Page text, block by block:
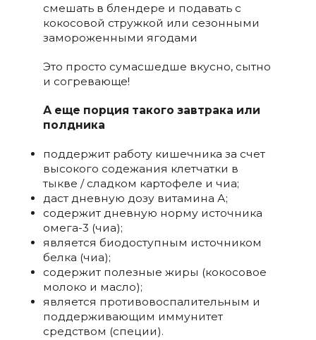
смешать в блендере и подавать с
кокосовой стружкой или сезонными
замороженными ягодами
Это просто сумасшедше вкусно, сытно
и согревающе!
А еще порция такого завтрака или
полдника
поддержит работу кишечника за счет
высокого содежания клетчатки в
тыкве / сладком картофеле и чиа;
даст дневную дозу витамина А;
содержит дневную норму источника
омега-3 (чиа);
является биодоступным источником
белка (чиа);
содержит полезные жиры (кокосовое
молоко и масло);
является противовоспалительным и
поддерживающим иммунитет
средством (специи).